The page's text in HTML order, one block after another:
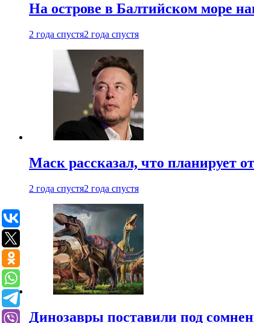
На острове в Балтийском море
2 года спустя2 года спустя
Маск рассказал, что планирует
2 года спустя2 года спустя
Динозавры поставили под